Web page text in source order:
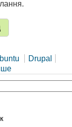
Drupal